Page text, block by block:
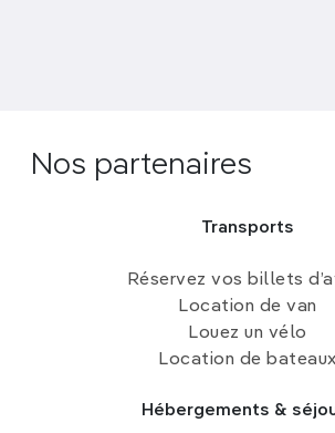
Nos partenaires
Transports
Réservez vos billets
Location de van
Louez un vélo
Location de bateaux
Hébergements &